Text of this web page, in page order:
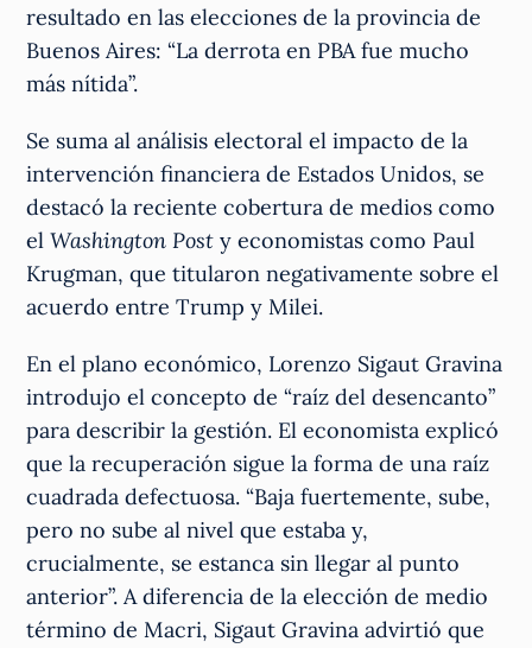
resultado en las elecciones de la provincia de
Buenos Aires: “La derrota en PBA fue mucho
más nítida”.
Se suma al análisis electoral el impacto de la
intervención financiera de Estados Unidos, se
destacó la reciente cobertura de medios como
elWashington Posty economistas como Paul
Krugman, que titularon negativamente sobre el
acuerdo entre Trump y Milei.
En el plano económico, Lorenzo Sigaut Gravina
introdujo el concepto de “raíz del desencanto”
para describir la gestión. El economista explicó
que la recuperación sigue la forma de una raíz
cuadrada defectuosa. “Baja fuertemente, sube,
pero no sube al nivel que estaba y,
crucialmente, se estanca sin llegar al punto
anterior”. A diferencia de la elección de medio
término de Macri, Sigaut Gravina advirtió que